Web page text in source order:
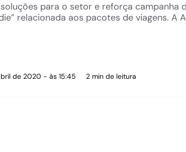
para o setor e reforça campanha
relacionada aos pacotes de viagens. A
de 2020 - às 15:45 2 min de leitura